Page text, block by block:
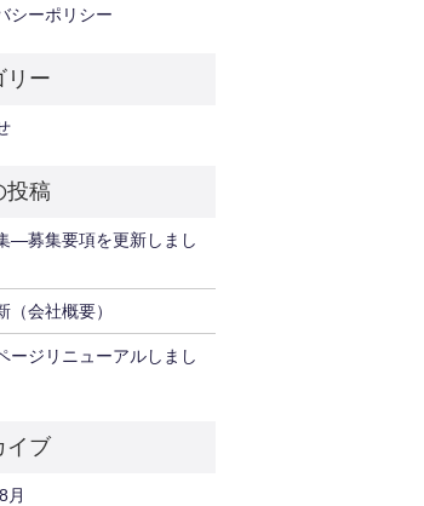
シーポリシー
—募集要項を更新しまし
（会社概要）
ージリニューアルしまし
月